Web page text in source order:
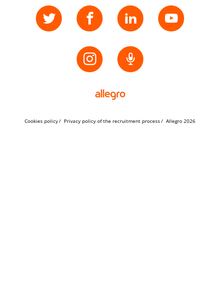
Cookies policy Privacy policy of the recruitment process Allegro 2026